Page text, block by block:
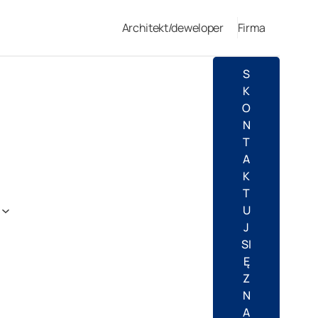
Architekt/deweloper Firma
S
K
O
N
T
A
K
T
U
J
SI
Ę
Z
N
A